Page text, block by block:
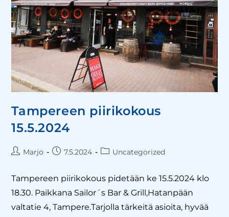
Tampereen piirikokous
15.5.2024
Marjo 7.5.2024 Uncategorized
Tampereen piirikokous pidetään ke 15.5.2024 klo
18.30. Paikkana Sailor´s Bar & Grill,Hatanpään
valtatie 4, Tampere.Tarjolla tärkeitä asioita, hyvää